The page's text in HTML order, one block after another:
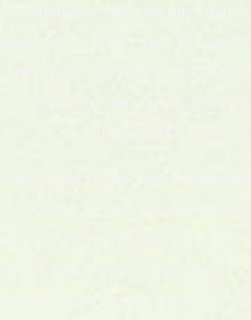
עם ניחוח של אקשן והרפתקאות,
מהר מאוד לסיפור על זהות, נאמנות
יוצא למסע שמטרתו אחת: להוכיח את
ללכת על מתח רגשי לצד דינמיקה
אותן במקום נוח.
שמצליח לחדד את הדרמה דרך דמויות
אנזל בתפקידים מרכזיים: סר דנקן,
צעיר שנכנס לתפקיד נושא כליו אך